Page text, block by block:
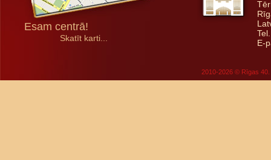
Esam centrā!
Skatīt karti...
E-
2010-2026 © Rīgas